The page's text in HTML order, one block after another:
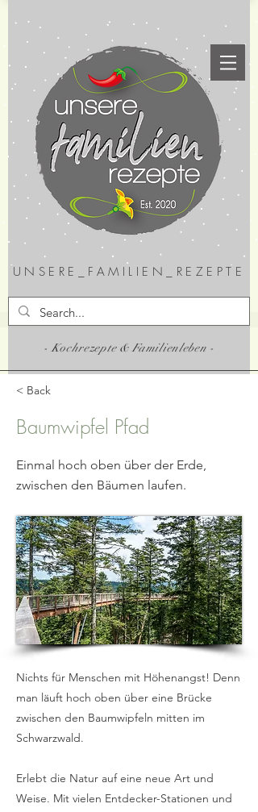
UNSERE_FAMILIEN_REZEPTE
- Kochrezepte & Familienleben -
< Back
Baumwipfel Pfad
Einmal hoch oben über der Erde,
zwischen den Bäumen laufen.
Nichts für Menschen mit Höhenangst! Denn
man läuft hoch oben über eine Brücke
zwischen den Baumwipfeln mitten im
Schwarzwald.
Erlebt die Natur auf eine neue Art und
Weise. Mit vielen Entdecker-Stationen und